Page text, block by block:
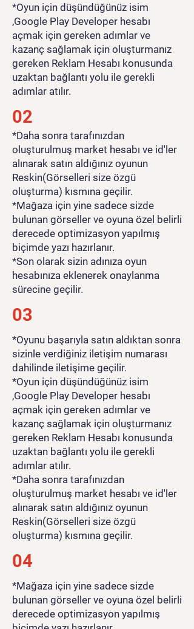
*Oyun için düşündüğünüz isim
,Google Play Developer hesabı
açmak için gereken adımlar ve
kazanç sağlamak için oluşturmanız
gereken Reklam Hesabı konusunda
uzaktan bağlantı yolu ile gerekli
adımlar atılır.
02
*Daha sonra tarafınızdan
oluşturulmuş market hesabı ve id'ler
alınarak satın aldığınız oyunun
Reskin(Görselleri size özgü
oluşturma) kısmına geçilir.
*Mağaza için yine sadece sizde
bulunan görseller ve oyuna özel belirli
derecede optimizasyon yapılmış
biçimde yazı hazırlanır.
*Son olarak sizin adınıza oyun
hesabınıza eklenerek onaylanma
sürecine geçilir.
03
*Oyunu başarıyla satın aldıktan sonra
sizinle verdiğiniz iletişim numarası
dahilinde iletişime geçilir.
*Oyun için düşündüğünüz isim
,Google Play Developer hesabı
açmak için gereken adımlar ve
kazanç sağlamak için oluşturmanız
gereken Reklam Hesabı konusunda
uzaktan bağlantı yolu ile gerekli
adımlar atılır.
*Daha sonra tarafınızdan
oluşturulmuş market hesabı ve id'ler
alınarak satın aldığınız oyunun
Reskin(Görselleri size özgü
oluşturma) kısmına geçilir.
04
*Mağaza için yine sadece sizde
bulunan görseller ve oyuna özel belirli
derecede optimizasyon yapılmış